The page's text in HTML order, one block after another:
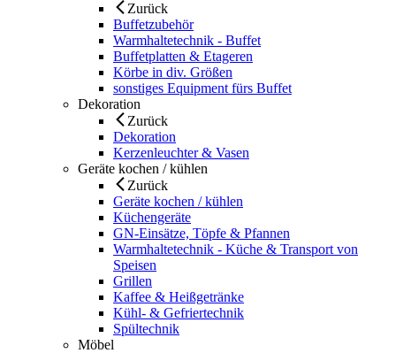
Zurück
Buffetzubehör
Warmhaltetechnik - Buffet
Buffetplatten & Etageren
Körbe in div. Größen
sonstiges Equipment fürs Buffet
Dekoration
Zurück
Dekoration
Kerzenleuchter & Vasen
Geräte kochen / kühlen
Zurück
Geräte kochen / kühlen
Küchengeräte
GN-Einsätze, Töpfe & Pfannen
Warmhaltetechnik - Küche & Transport von
Speisen
Grillen
Kaffee & Heißgetränke
Kühl- & Gefriertechnik
Spültechnik
Möbel